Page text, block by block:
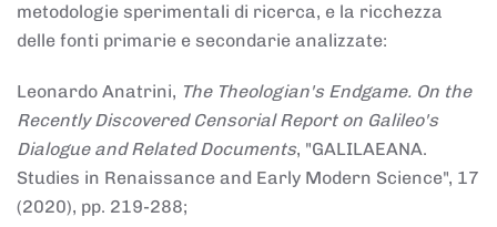
metodologie sperimentali di ricerca, e la ricchezza
delle fonti primarie e secondarie analizzate:
Leonardo Anatrini, The Theologian's Endgame. On the
Recently Discovered Censorial Report on Galileo's
Dialogue and Related Documents, "GALILAEANA.
Studies in Renaissance and Early Modern Science", 17
(2020), pp. 219-288;